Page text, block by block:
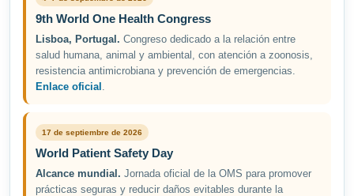
9th World One Health Congress
Lisboa, Portugal. Congreso dedicado a la relación entre
salud humana, animal y ambiental, con atención a zoonosis,
resistencia antimicrobiana y prevención de emergencias.
Enlace oficial .
17 de septiembre de 2026
World Patient Safety Day
Alcance mundial. Jornada oficial de la OMS para promover
prácticas seguras y reducir daños evitables durante la